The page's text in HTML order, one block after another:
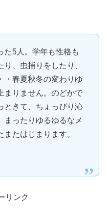
た5人。学年も性格も
、虫捕りをしたり、
・春夏秋冬の変わりゆ
まりません。のどかで
ときて、ちょっぴり沁
まったりゆるゆるなメ
たはじまります。
リンク